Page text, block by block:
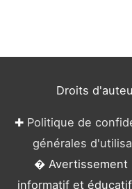
Droits
✚ Politique de
générales
� Avertissement
informatif et